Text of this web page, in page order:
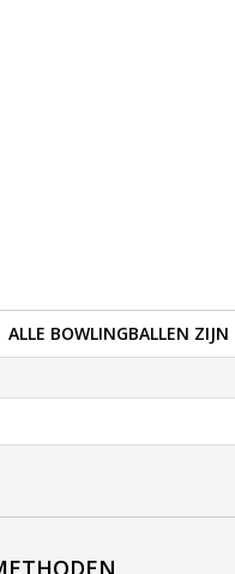
ALLE BOWLINGBALLEN